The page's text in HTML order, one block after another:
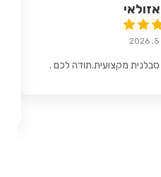
מקצועית.תודה לכם .